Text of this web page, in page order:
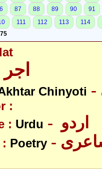
87 88 89 90
91
111 112 113
114
Chinyoti
:
: Urdu
Poetry